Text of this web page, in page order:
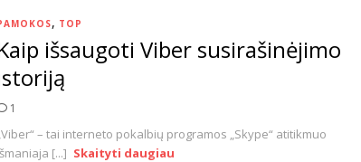
, TOP
išsaugoti Viber susirašinėjimo
1
– tai interneto pokalbių programos „Skype“ atitikmuo
[...] Skaityti daugiau